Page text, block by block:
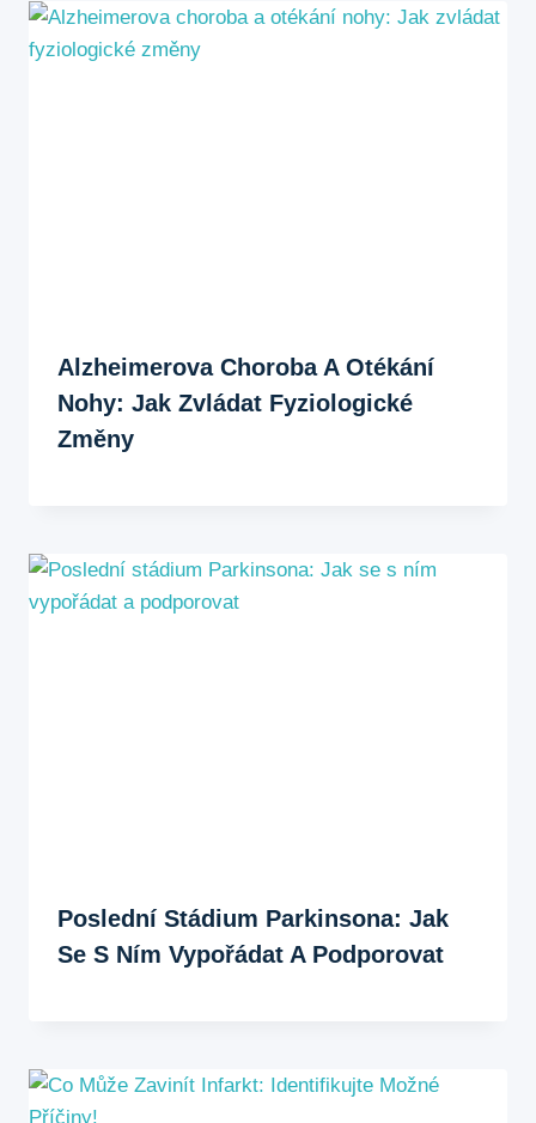
Alzheimerova Choroba A Otékání
Nohy: Jak Zvládat Fyziologické
Změny
Poslední Stádium Parkinsona: Jak
Se S Ním Vypořádat A Podporovat